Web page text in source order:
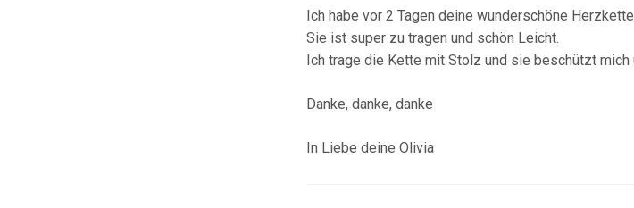
Ich habe vor 2 Tagen deine wunderschöne
Sie ist super zu tragen und schön Leicht.
Ich trage die Kette mit Stolz und sie beschützt
Danke, danke, danke
In Liebe deine Olivia